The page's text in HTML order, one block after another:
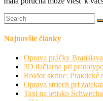
Najnovšie články
Oprava práčky
3D tlačiarne pri
Roldor skrine: Praktické
Oprava striech pri
Taxi na letisko